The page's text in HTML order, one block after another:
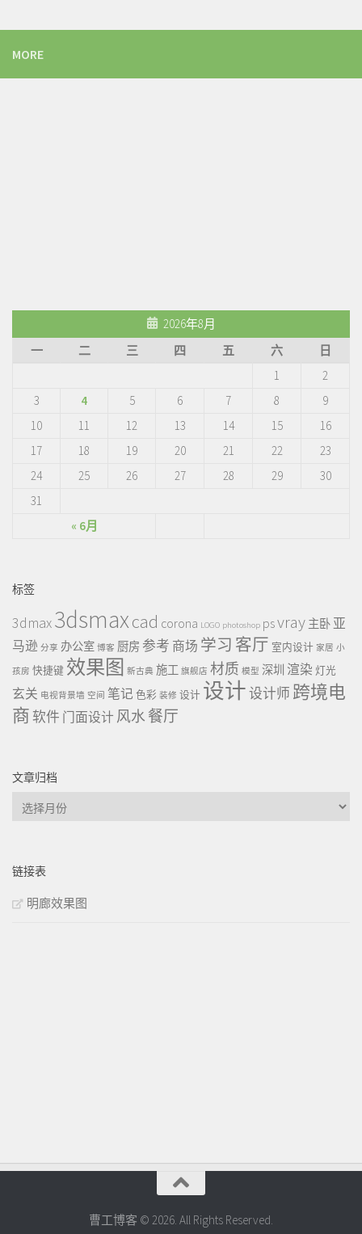
MORE
2026年8月
一
二 三 四 五 六 日
« 6月
1
2
3
4 5 6 7 8
9
10
11 12 13 14 15
16
17
18 19 20 21 22
23
24
25 26 27 28 29
30
31
标签
3dmax3dsmaxcad corona LOGO photoshop psvray 主卧 亚
马逊 分享 办公室 博客 厨房 参考 商场 学习 客厅 室内设计 家居 小
孩房 快捷键 效果图 新古典 施工 旗舰店 材质 模型 深圳 渲染 灯光
玄关 电视背景墙 空间 笔记 色彩 装修 设计 设计设计师 跨境电
商软件 门面设计 风水 餐厅
文章归档
文
链接表
明廊效果图
曹工博客 © 2026. All Rights Reserved.